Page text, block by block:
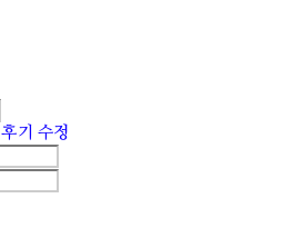
후기 수정